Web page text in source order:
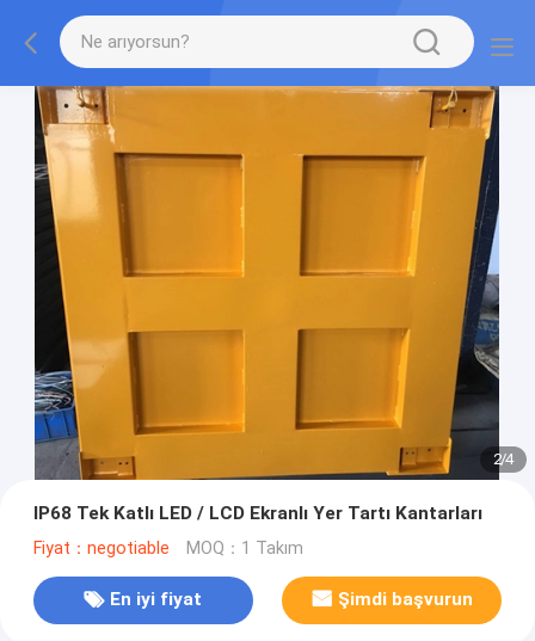
2/4
IP68 Tek Katlı LED / LCD Ekranlı Yer Tartı Kantarları
Fiyat：negotiable MOQ：1 Takım
En iyi fiyat Şimdi başvurun